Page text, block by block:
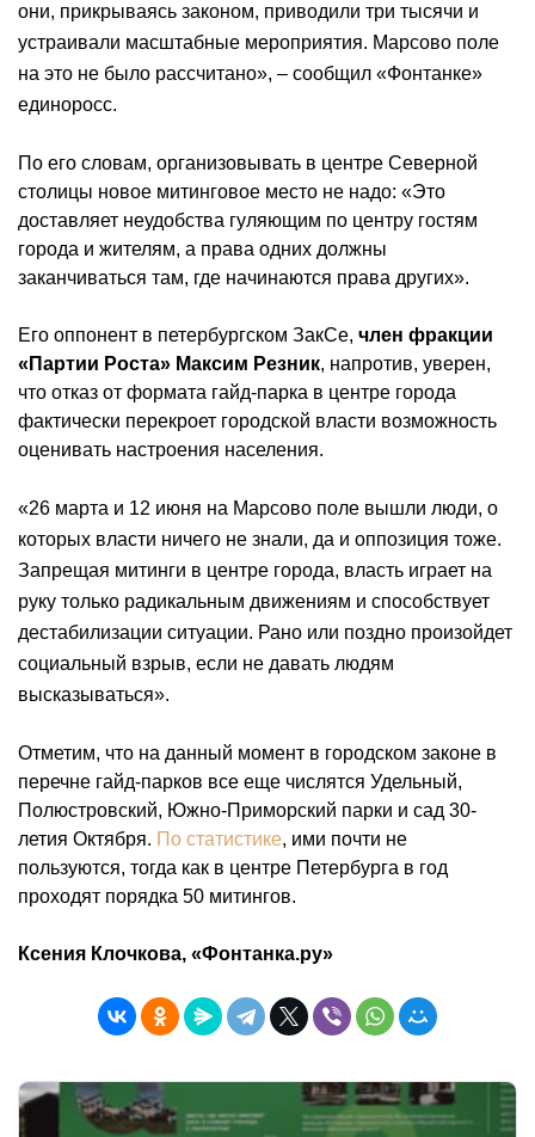
они, прикрываясь законом, приводили три тысячи и
устраивали масштабные мероприятия. Марсово поле
на это не было рассчитано», – сообщил «Фонтанке»
единоросс.
По его словам, организовывать в центре Северной
столицы новое митинговое место не надо: «Это
доставляет неудобства гуляющим по центру гостям
города и жителям, а права одних должны
заканчиваться там, где начинаются права других».
Его оппонент в петербургском ЗакСе, член фракции
«Партии Роста» Максим Резник, напротив, уверен,
что отказ от формата гайд-парка в центре города
фактически перекроет городской власти возможность
оценивать настроения населения.
«26 марта и 12 июня на Марсово поле вышли люди, о
которых власти ничего не знали, да и оппозиция тоже.
Запрещая митинги в центре города, власть играет на
руку только радикальным движениям и способствует
дестабилизации ситуации. Рано или поздно произойдет
социальный взрыв, если не давать людям
высказываться».
Отметим, что на данный момент в городском законе в
перечне гайд-парков все еще числятся Удельный,
Полюстровский, Южно-Приморский парки и сад 30-
летия Октября. По статистике, ими почти не
пользуются, тогда как в центре Петербурга в год
проходят порядка 50 митингов.
Ксения Клочкова, «Фонтанка.ру»